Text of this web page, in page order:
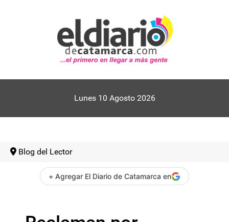
Lunes 10 Agosto 2026
Blog del Lector
+ Agregar El Diario de Catamarca en